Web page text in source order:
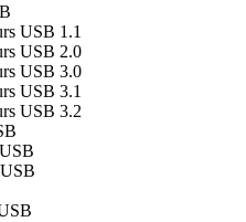
USB 1.1
USB 2.0
USB 3.0
USB 3.1
USB 3.2